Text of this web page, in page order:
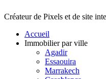
Créateur de Pixels et de site
Accueil
Immobilier par ville
Agadir
Essaouira
Marrakech